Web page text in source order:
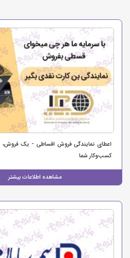
اعطای نمایندگی فروش اقساطی - یک فروش،
کسب‌وکار شما
مشاهده اطلاعات بیشتر